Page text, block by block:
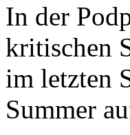
In der
kritischen
im letzten
Summer